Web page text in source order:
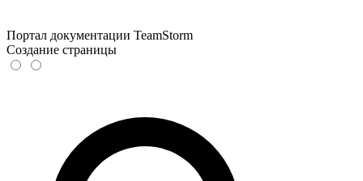
Портал документации TeamStorm
Создание страницы